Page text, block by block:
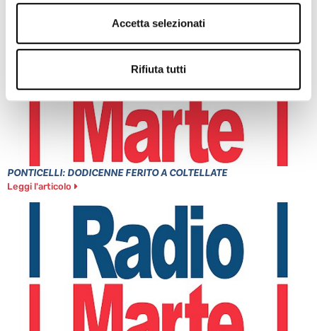
Accetta selezionati
Rifiuta tutti
PONTICELLI: DODICENNE FERITO A COLTELLATE
Leggi l'articolo